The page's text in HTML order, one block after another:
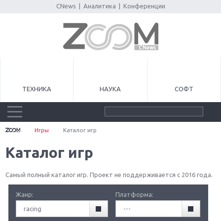
CNews Аналитика Конференции
ТЕХНИКА НАУКА СОФТ
Игры Каталог игр
Каталог игр
Самый полный каталог игр. Проект не поддерживается с 2016 года.
Жанр:
racing
Платформа:
---